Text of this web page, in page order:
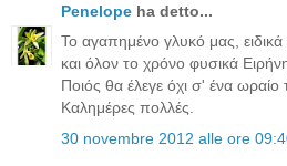
Penelope ha detto...
Το αγαπημένο γλυκό μας,
και όλον το χρόνο φυσικά
Ποιός θα έλεγε όχι σ' ένα ωραίο
Καλημέρες πολλές.
30 novembre 2012 alle ore